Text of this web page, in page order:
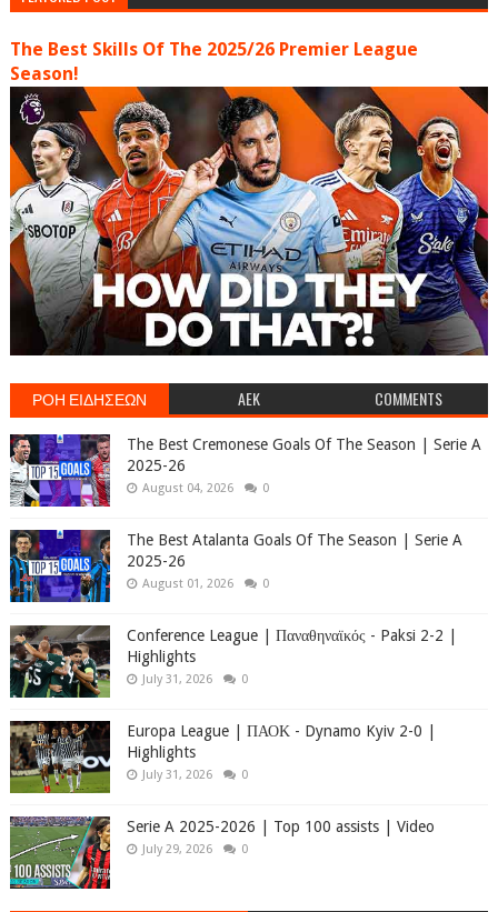
The Best Skills Of The 2025/26 Premier League
Season!
ΡΟΗ ΕΙΔΗΣΕΩΝ AEK COMMENTS
The Best Cremonese Goals Of The Season | Serie A
2025-26
August 04, 2026 0
The Best Atalanta Goals Of The Season | Serie A
2025-26
August 01, 2026 0
Conference League | Παναθηναϊκός - Paksi 2-2 |
Highlights
July 31, 2026 0
Europa League | ΠΑΟΚ - Dynamo Kyiv 2-0 |
Highlights
July 31, 2026 0
Serie A 2025-2026 | Top 100 assists | Video
July 29, 2026 0